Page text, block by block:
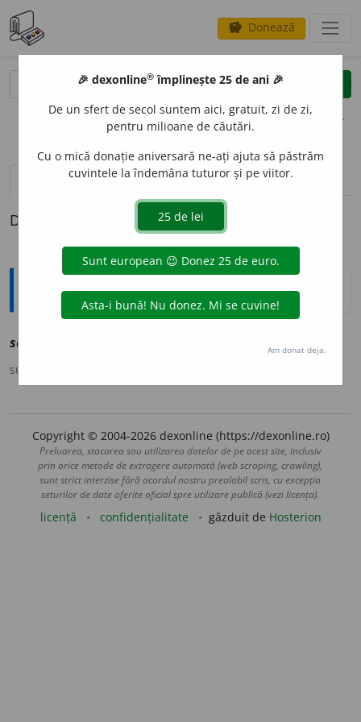
savings Donează
clear
opțiuni
definiții (1)
Definiția cu ID-ul 1232687:
Explicative DEX
scrip
sursa:
Copyright © 2004-2026 dexonline (https://dexonline.ro)
Preluarea, stocarea sau utilizarea datelor de pe acest site, inclusiv
prin orice metode de extragere automată (web scraping, crawling),
sunt strict interzise fără acordul nostru prealabil scris, cu excepția
seturilor de date oferite oficial spre utilizare publică (vezi licența).
licență confidențialitate găzduit de Hosterion
🎉 dexonline® împlinește 25 de ani 🎉
De un sfert de secol suntem aici, gratuit, zi de zi,
pentru milioane de căutări.
Cu o mică donație aniversară ne-ați ajuta să păstrăm
cuvintele la îndemâna tuturor și pe viitor.
Am donat deja.